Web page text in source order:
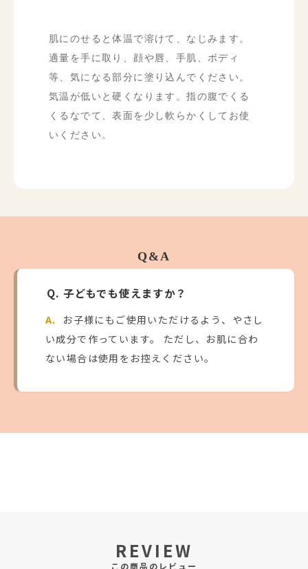
肌にのせると体温で溶けて、なじみます。
適量を手に取り、顔や唇、手肌、ボディ
等、気になる部分に塗り込んでください。
気温が低いと硬くなります。指の腹でくる
くるなでて、表面を少し軟らかくしてお使
いください。
Q&A
Q. 子どもでも使えますか？
A.
お子様にもご使用いただけるよう、やさし
い成分で作っています。 ただし、お肌に合わ
ない場合は使用をお控えください。
REVIEW
この商品のレビュー